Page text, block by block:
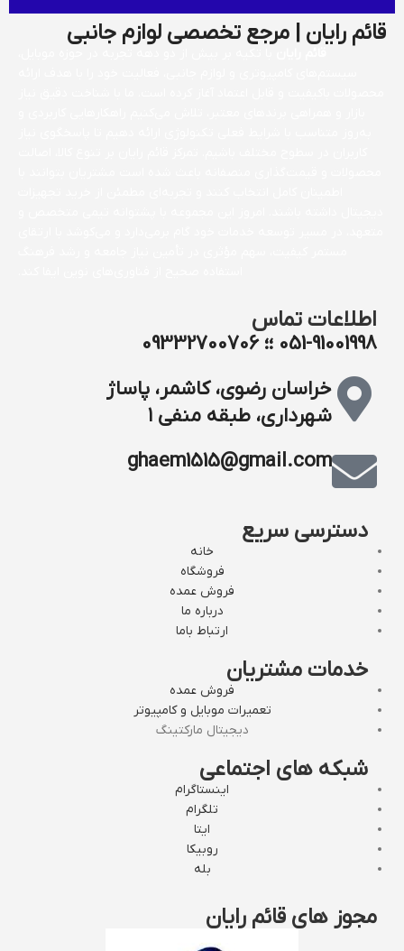
قائم رایان | مرجع تخصصی لوازم جانبی
اطلاعات تماس
051-91001998 ؛؛ 09332700706
خراسان رضوی، کاشمر، پاساژ
شهرداری، طبقه منفی ۱
ghaem1515@gmail.com
دسترسی سریع
خانه
فروشگاه
فروش عمده
درباره ما
ارتباط باما
خدمات مشتریان
فروش عمده
تعمیرات موبایل و کامپیوتر
دیجیتال مارکتینگ
شبکه های اجتماعی
اینستاگرام
تلگرام
ایتا
روبیکا
بله
مجوز های قائم رایان